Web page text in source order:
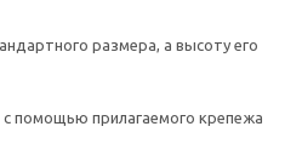
размера, а высоту его
помощью прилагаемого крепежа